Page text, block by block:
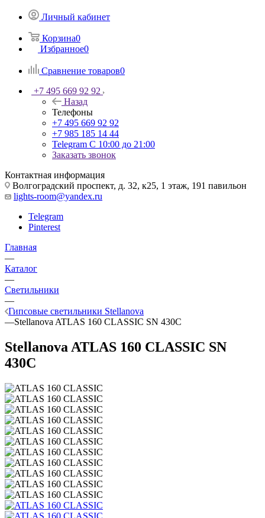
Личный кабинет
Корзина0
Избранное0
Сравнение товаров0
+7 495 669 92 92
Назад
Телефоны
+7 495 669 92 92
+7 985 185 14 44
Telegram С 10:00 до 21:00
Заказать звонок
Контактная информация
Волгоградский проспект, д. 32, к25, 1 этаж, 191 павильон
lights-room@yandex.ru
Telegram
Pinterest
Главная
—
Каталог
—
Светильники
—
Гипсовые светильники Stellanova
—Stellanova ATLAS 160 CLASSIC SN 430C
Stellanova ATLAS 160 CLASSIC SN
430C